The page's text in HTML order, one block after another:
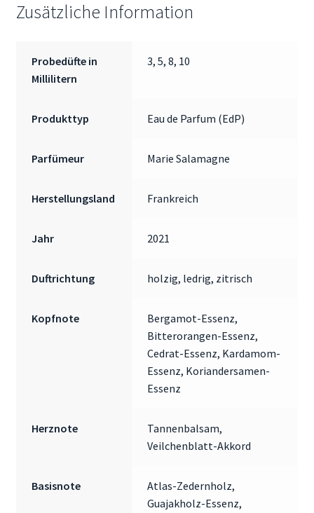
Zusätzliche Information
Probedüfte in
Millilitern
3, 5, 8, 10
Produkttyp Eau de Parfum (EdP)
Parfümeur Marie Salamagne
Herstellungsland Frankreich
Jahr 2021
Duftrichtung holzig, ledrig, zitrisch
Kopfnote
Bergamot-Essenz,
Bitterorangen-Essenz,
Cedrat-Essenz, Kardamom-
Essenz, Koriandersamen-
Essenz
Herznote
Tannenbalsam,
Veilchenblatt-Akkord
Basisnote
Atlas-Zedernholz,
Guajakholz-Essenz,